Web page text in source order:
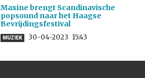
Maxine brengt Scandinavische
popsound naar het Haagse
Bevrijdingsfestival
MUZIEK 30-04-2023 15:43